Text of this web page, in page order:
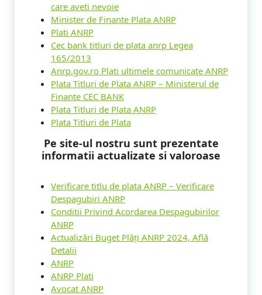
care aveti nevoie
Minister de Finante Plata ANRP
Plati ANRP
Cec bank titluri de plata anrp Legea
165/2013
Anrp.gov.ro Plati ultimele comunicate ANRP
Plata Titluri de Plata ANRP – Ministerul de
Finante CEC BANK
Plata Titluri de Plata ANRP
Plata Titluri de Plata
Pe site-ul nostru sunt prezentate
informatii actualizate si valoroase
Verificare titlu de plata ANRP – Verificare
Despagubiri ANRP
Conditii Privind Acordarea Despagubirilor
ANRP
Actualizări Buget Plăți ANRP 2024, Află
Detalii
ANRP
ANRP Plati
Avocat ANRP